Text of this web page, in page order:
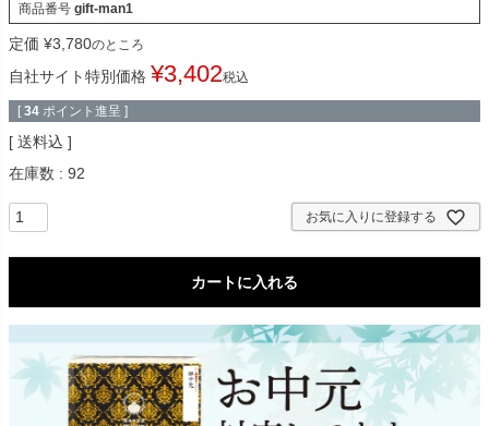
商品番号 gift-man1
定価 ¥3,780のところ
自社サイト特別価格 ¥3,402税込
[ 34 ポイント進呈 ]
送料込
在庫数
92
お気に入りに登録する
カートに入れる